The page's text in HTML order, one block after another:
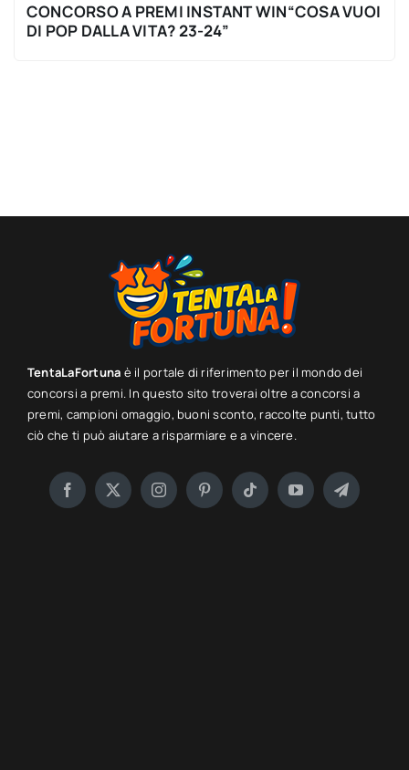
CONCORSO A PREMI INSTANT WIN“COSA VUOI
DI POP DALLA VITA? 23-24”
TentaLaFortuna è il portale di riferimento per il mondo dei
concorsi a premi. In questo sito troverai oltre a concorsi a
premi, campioni omaggio, buoni sconto, raccolte punti, tutto
ciò che ti può aiutare a risparmiare e a vincere.